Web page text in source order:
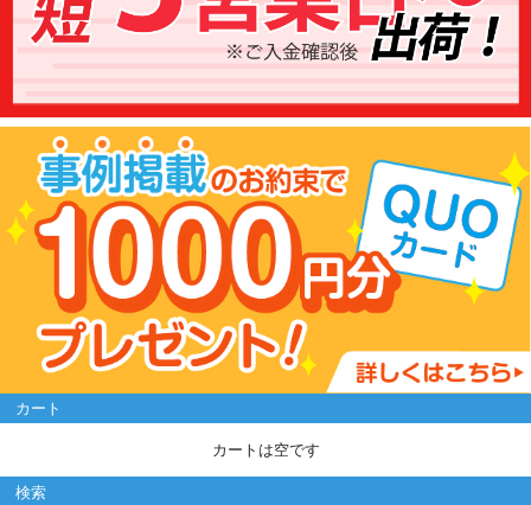
カート
カートは空です
検索